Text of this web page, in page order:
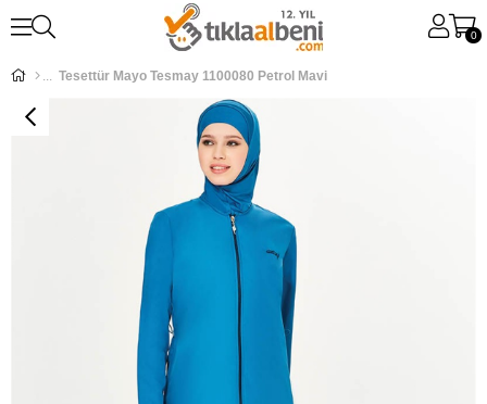
0
Tesettür Mayo Tesmay 1100080 Petrol Mavi